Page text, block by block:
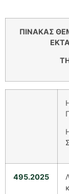
ΠΙΝΑΚΑΣ
495.2025